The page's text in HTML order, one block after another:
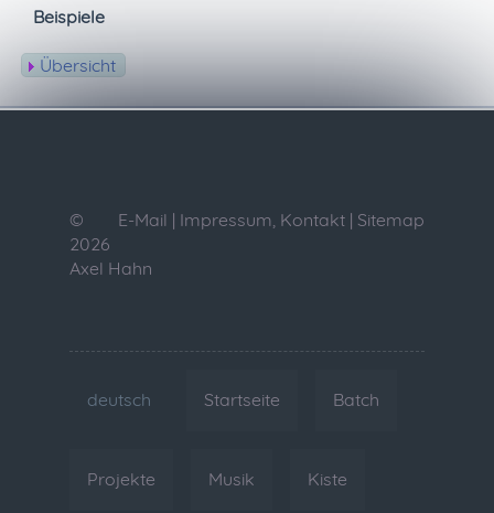
Beispiele
Übersicht
E-Mail | Impressum, Kontakt | Sitemap
©
2026
Axel Hahn
deutsch Startseite Batch
Projekte Musik Kiste